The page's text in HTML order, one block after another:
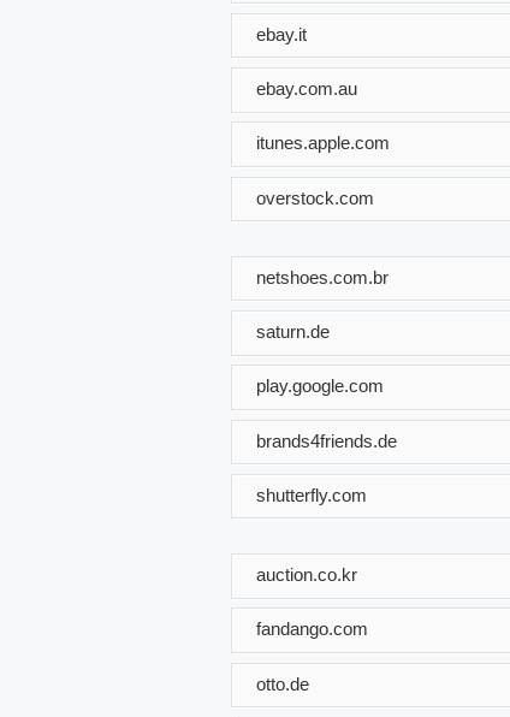
ebay.it
ebay.com.au
itunes.apple.com
overstock.com
netshoes.com.br
saturn.de
play.google.com
brands4friends.de
shutterfly.com
auction.co.kr
fandango.com
otto.de